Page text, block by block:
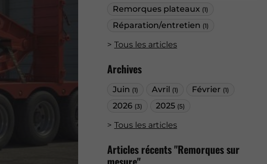
Remorques plateaux (1)
Réparation/entretien (1)
Tous les articles
Archives
Juin (1) Avril (1) Février (1)
2026 (3) 2025 (5)
Tous les articles
Articles récents "Remorques sur